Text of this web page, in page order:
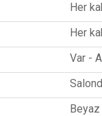
Her
Her
Var -